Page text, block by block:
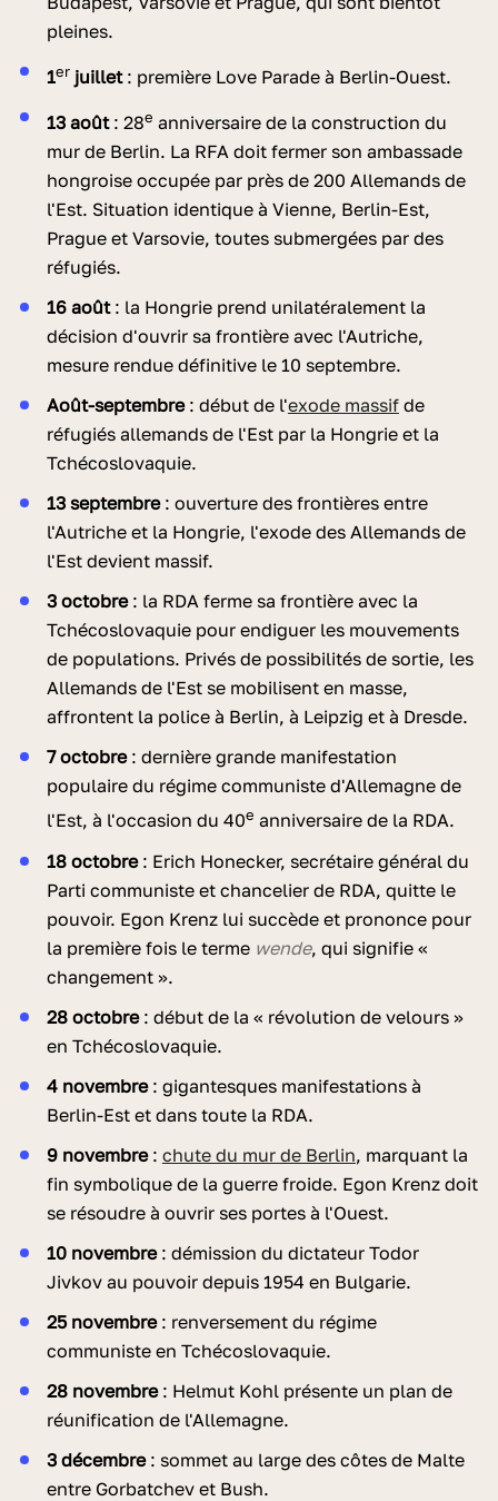
pleines.
1erjuillet: première Love Parade à Berlin-Ouest.
13 août: 28e anniversaire de la construction du
mur de Berlin. La RFA doit fermer son ambassade
hongroise occupée par près de 200 Allemands de
l'Est. Situation identique à Vienne, Berlin-Est,
Prague et Varsovie, toutes submergées par des
réfugiés.
16 août: la Hongrie prend unilatéralement la
décision d'ouvrir sa frontière avec l'Autriche,
mesure rendue définitive le 10 septembre.
Août-septembre: début de l'exode massifde
réfugiés allemands de l'Est par la Hongrie et la
Tchécoslovaquie.
13 septembre: ouverture des frontières entre
l'Autriche et la Hongrie, l'exode des Allemands de
l'Est devient massif.
3 octobre: la RDA ferme sa frontière avec la
Tchécoslovaquie pour endiguer les mouvements
de populations. Privés de possibilités de sortie, les
Allemands de l'Est se mobilisent en masse,
affrontent la police à Berlin, à Leipzig et à Dresde.
7 octobre: dernière grande manifestation
populaire du régime communiste d'Allemagne de
l'Est, à l'occasion du 40e anniversaire de la RDA.
18 octobre: Erich Honecker, secrétaire général du
Parti communiste et chancelier de RDA, quitte le
pouvoir. Egon Krenz lui succède et prononce pour
la première fois le terme wende, qui signifie «
changement ».
28 octobre: début de la « révolution de velours »
en Tchécoslovaquie.
4 novembre: gigantesques manifestations à
Berlin-Est et dans toute la RDA.
9 novembre: chute du mur de Berlin, marquant la
fin symbolique de la guerre froide. Egon Krenz doit
se résoudre à ouvrir ses portes à l'Ouest.
10 novembre: démission du dictateur Todor
Jivkov au pouvoir depuis 1954 en Bulgarie.
25 novembre: renversement du régime
communiste en Tchécoslovaquie.
28 novembre: Helmut Kohl présente un plan de
réunification de l'Allemagne.
3 décembre: sommet au large des côtes de Malte
entre Gorbatchev et Bush.